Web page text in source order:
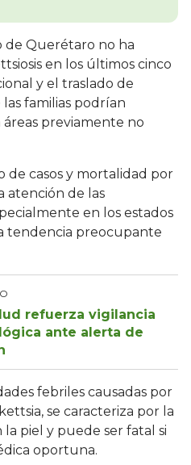
de Querétaro no ha
en los últimos cinco
y el traslado de
familias podrían
previamente no
de casos y mortalidad por
atención de las
en los estados
tendencia preocupante
refuerza vigilancia
ante alerta de
febriles causadas por
se caracteriza por la
piel y puede ser fatal si
oportuna.